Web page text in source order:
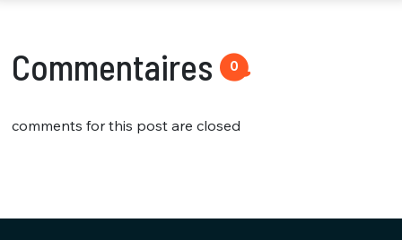
Commentaires 0
comments for this post are closed